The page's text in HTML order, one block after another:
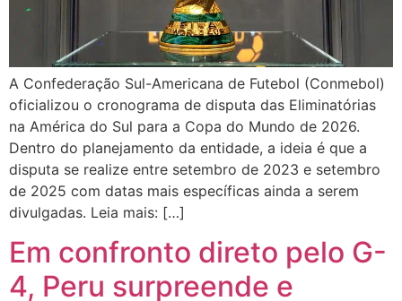
A Confederação Sul-Americana de Futebol (Conmebol)
oficializou o cronograma de disputa das Eliminatórias
na América do Sul para a Copa do Mundo de 2026.
Dentro do planejamento da entidade, a ideia é que a
disputa se realize entre setembro de 2023 e setembro
de 2025 com datas mais específicas ainda a serem
divulgadas. Leia mais: […]
Em confronto direto pelo G-
4, Peru surpreende e